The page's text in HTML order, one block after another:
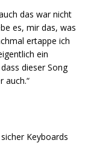
das war nicht
es, mir das, was
ertappe ich
ein
dieser Song
auch.“
Keyboards